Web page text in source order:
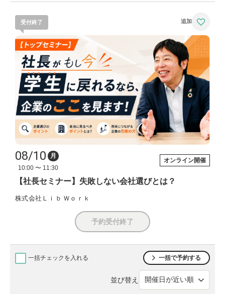
受付終了
08/10
月
10:00 〜 11:30
オンライン開催
【社長セミナー】失敗しない会社選びとは？
株式会社Ｌｉｂ Ｗｏｒｋ
予約受付終了
一括チェックを入れる 一括で予約する
並び替え